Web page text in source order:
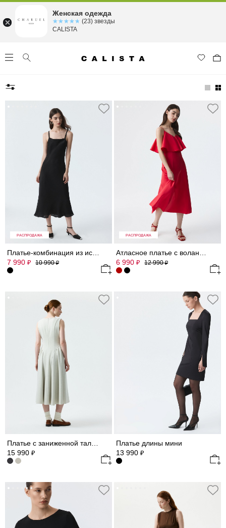
РАСПРОДАЖА
7 990 ₽ 10 990₽
РАСПРОДАЖА
6 990 ₽ 12 990₽
15 990 ₽
Платье длины мини
13 990 ₽
Женская одежда
☆☆☆☆☆
★★★★★ (23) звезды
CALISTA